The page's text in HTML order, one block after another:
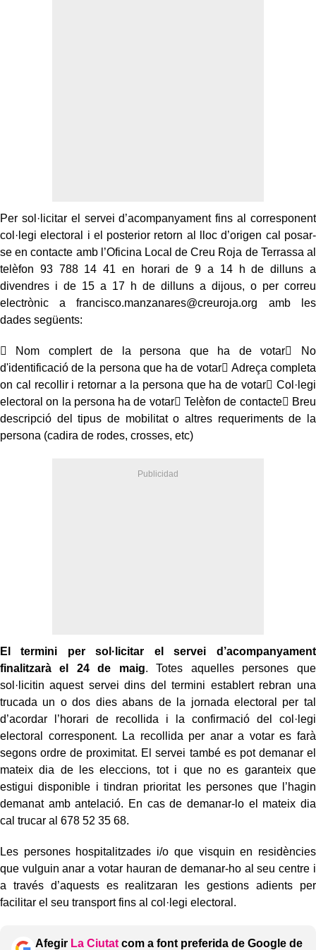
Per sol·licitar el servei d’acompanyament fins al corresponent
col·legi electoral i el posterior retorn al lloc d’origen cal posar-
se en contacte amb l’Oficina Local de Creu Roja de Terrassa al
telèfon 93 788 14 41 en horari de 9 a 14 h de dilluns a
divendres i de 15 a 17 h de dilluns a dijous, o per correu
electrònic a francisco.manzanares@creuroja.org amb les
dades següents:
 Nom complert de la persona que ha de votar No
d'identificació de la persona que ha de votar Adreça completa
on cal recollir i retornar a la persona que ha de votar Col·legi
electoral on la persona ha de votar Telèfon de contacte Breu
descripció del tipus de mobilitat o altres requeriments de la
persona (cadira de rodes, crosses, etc)
El termini per sol·licitar el servei d’acompanyament
finalitzarà el 24 de maig. Totes aquelles persones que
sol·licitin aquest servei dins del termini establert rebran una
trucada un o dos dies abans de la jornada electoral per tal
d’acordar l’horari de recollida i la confirmació del col·legi
electoral corresponent. La recollida per anar a votar es farà
segons ordre de proximitat. El servei també es pot demanar el
mateix dia de les eleccions, tot i que no es garanteix que
estigui disponible i tindran prioritat les persones que l’hagin
demanat amb antelació. En cas de demanar-lo el mateix dia
cal trucar al 678 52 35 68.
Les persones hospitalitzades i/o que visquin en residències
que vulguin anar a votar hauran de demanar-ho al seu centre i
a través d’aquests es realitzaran les gestions adients per
facilitar el seu transport fins al col·legi electoral.
Afegir La Ciutat com a font preferida de Google de